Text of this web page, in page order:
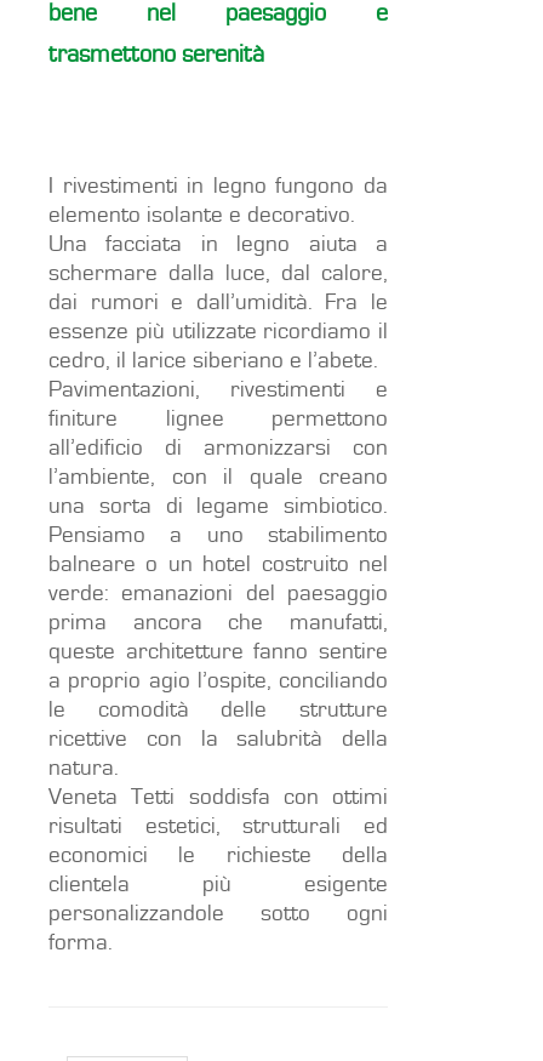
bene nel paesaggio e
trasmettono serenità
I rivestimenti in legno fungono da
elemento isolante e decorativo.
Una facciata in legno aiuta a
schermare dalla luce, dal calore,
dai rumori e dall’umidità. Fra le
essenze più utilizzate ricordiamo il
cedro, il larice siberiano e l’abete.
Pavimentazioni, rivestimenti e
finiture lignee permettono
all’edificio di armonizzarsi con
l’ambiente, con il quale creano
una sorta di legame simbiotico.
Pensiamo a uno stabilimento
balneare o un hotel costruito nel
verde: emanazioni del paesaggio
prima ancora che manufatti,
queste architetture fanno sentire
a proprio agio l’ospite, conciliando
le comodità delle strutture
ricettive con la salubrità della
natura.
Veneta Tetti soddisfa con ottimi
risultati estetici, strutturali ed
economici le richieste della
clientela più esigente
personalizzandole sotto ogni
forma.